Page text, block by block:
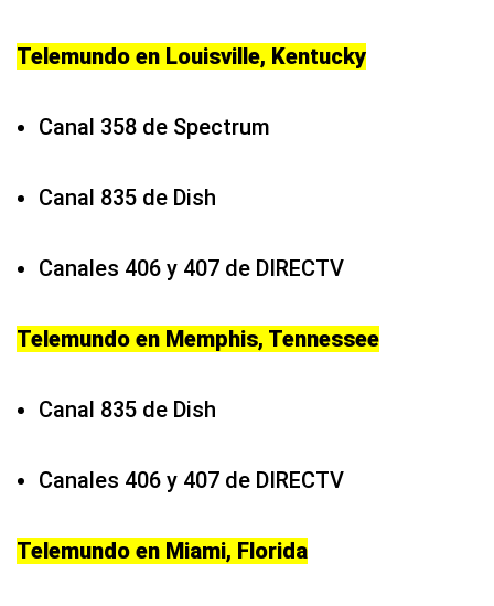
Telemundo en Louisville, Kentucky
Canal 358 de Spectrum
Canal 835 de Dish
Canales 406 y 407 de DIRECTV
Telemundo en Memphis, Tennessee
Canal 835 de Dish
Canales 406 y 407 de DIRECTV
Telemundo en Miami, Florida